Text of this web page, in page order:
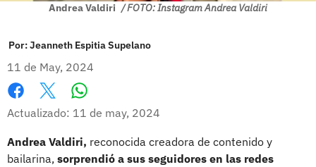
Andrea Valdiri / FOTO: Instagram Andrea Valdiri
Por:Jeanneth Espitia Supelano
11 de May, 2024
Facebook
X
Actualizado: 11 de may, 2024
Andrea Valdiri, reconocida creadora de contenido y
bailarina, sorprendió a sus seguidores en las redes